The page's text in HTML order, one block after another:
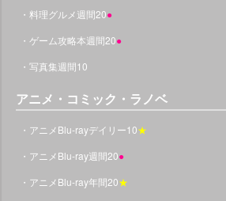
・料理グルメ週間20●
・ゲーム攻略本週間20●
・写真集週間10
アニメ・コミック・ラノベ
・アニメBlu-rayデイリー10★
・アニメBlu-ray週間20●
・アニメBlu-ray年間20★